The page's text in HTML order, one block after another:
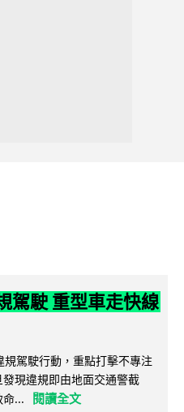
駕駛 重型車走快線
駕駛行動，重點打擊不專注
現違規即由地面交通警截
...
閱讀全文